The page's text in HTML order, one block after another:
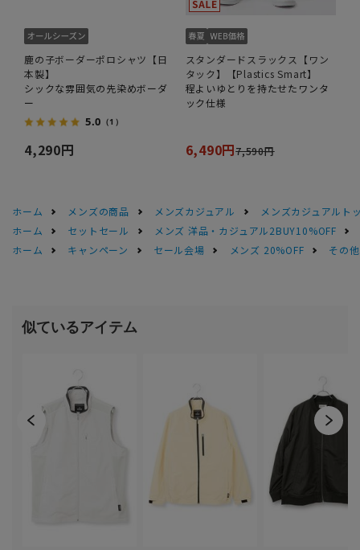
鹿の子ボーダーポロシャツ【日
本製】
シックな雰囲気の先染めボーダ
ー
5.0 （1）
4,290円
スタンダードスラックス【ワン
タック】【Plastics Smart】
程よいゆとりを持たせたワンタ
ック仕様
6,490円7,590円
ホーム メンズの商品 メンズカジュアル
メンズカジュアルト
ホーム
セットセール
メンズ 洋品・カジュアル2BUY10%OFF
ホーム
キャンペーン セール会場 メンズ 20%OFF その